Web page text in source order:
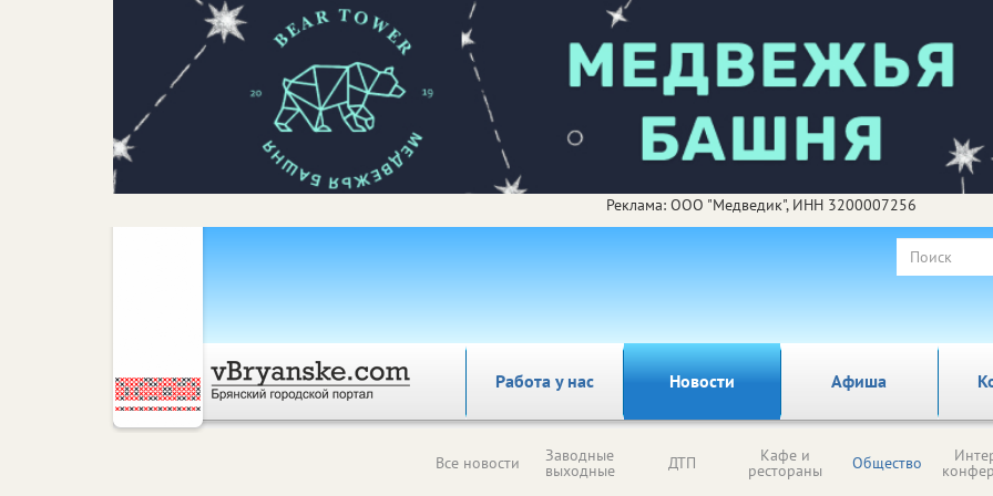
Реклама: ООО "Медведик", ИНН 3200007256
Работа у нас Новости Афиша
Все новости Заводные
выходные ДТП Кафе и
рестораны Общество